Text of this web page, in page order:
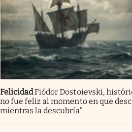
FelicidadFiódor Dostoievski,
no fue feliz al momento en que
mientras la descubría”